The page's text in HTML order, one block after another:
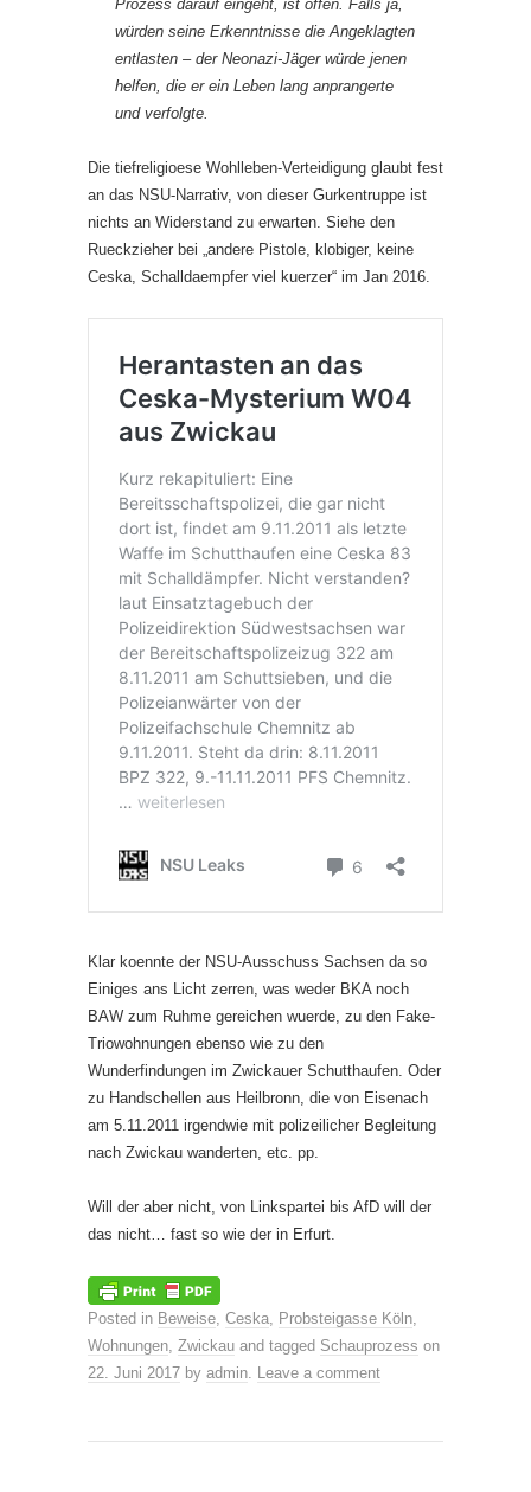
Prozess darauf eingeht, ist offen. Falls ja,
würden seine Erkenntnisse die Angeklagten
entlasten – der Neonazi-Jäger würde jenen
helfen, die er ein Leben lang anprangerte
und verfolgte.
Die tiefreligioese Wohlleben-Verteidigung glaubt fest
an das NSU-Narrativ, von dieser Gurkentruppe ist
nichts an Widerstand zu erwarten. Siehe den
Rueckzieher bei „andere Pistole, klobiger, keine
Ceska, Schalldaempfer viel kuerzer“ im Jan 2016.
Klar koennte der NSU-Ausschuss Sachsen da so
Einiges ans Licht zerren, was weder BKA noch
BAW zum Ruhme gereichen wuerde, zu den Fake-
Triowohnungen ebenso wie zu den
Wunderfindungen im Zwickauer Schutthaufen. Oder
zu Handschellen aus Heilbronn, die von Eisenach
am 5.11.2011 irgendwie mit polizeilicher Begleitung
nach Zwickau wanderten, etc. pp.
Will der aber nicht, von Linkspartei bis AfD will der
das nicht… fast so wie der in Erfurt.
Posted in Beweise Ceska Probsteigasse Köln
Wohnungen Zwickau and tagged Schauprozess on
22. Juni 2017 by admin Leave a comment